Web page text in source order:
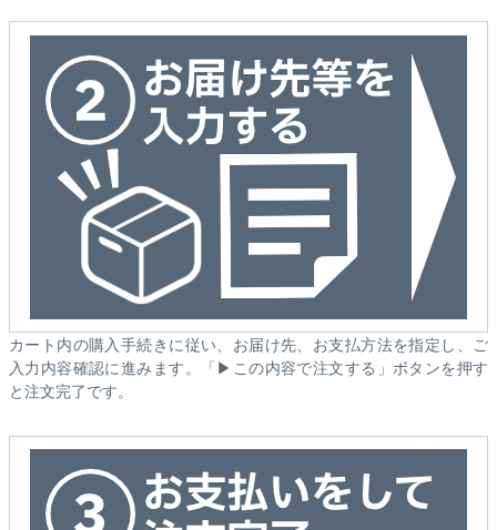
カート内の購入手続きに従い、お届け先、お支払方法を指定し、ご
入力内容確認に進みます。「▶この内容で注文する」ボタンを押す
と注文完了です。